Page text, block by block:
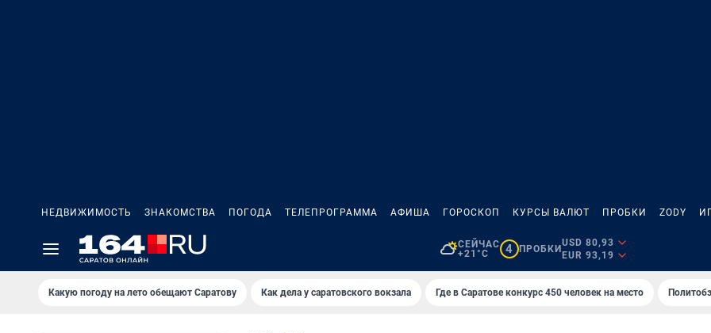
НЕДВИЖИМОСТЬ ЗНАКОМСТВА ПОГОДА ТЕЛЕПРОГРАММА АФИША ГОРОСКОП КУРСЫ ВАЛЮТ ПРОБКИ ZODY
СЕЙЧАС
+21°C
4 ПРОБКИ
USD 80,93
EUR 93,19
Какую погоду на лето обещают Саратову Как дела у саратовского вокзала Где в Саратове конкурс 450 человек на место